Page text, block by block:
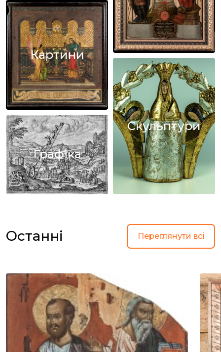
Картини
Скульптури
Графіка
Останні Переглянути всі